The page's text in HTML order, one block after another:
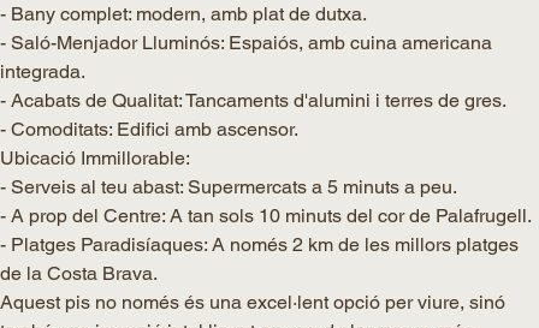
- Bany complet: modern, amb plat de dutxa.
- Saló-Menjador Lluminós: Espaiós, amb cuina americana
integrada.
- Acabats de Qualitat: Tancaments d'alumini i terres de gres.
- Comoditats: Edifici amb ascensor.
Ubicació Immillorable:
- Serveis al teu abast: Supermercats a 5 minuts a peu.
- A prop del Centre: A tan sols 10 minuts del cor de Palafrugell.
- Platges Paradisíaques: A només 2 km de les millors platges
de la Costa Brava.
Aquest pis no només és una excel·lent opció per viure, sinó